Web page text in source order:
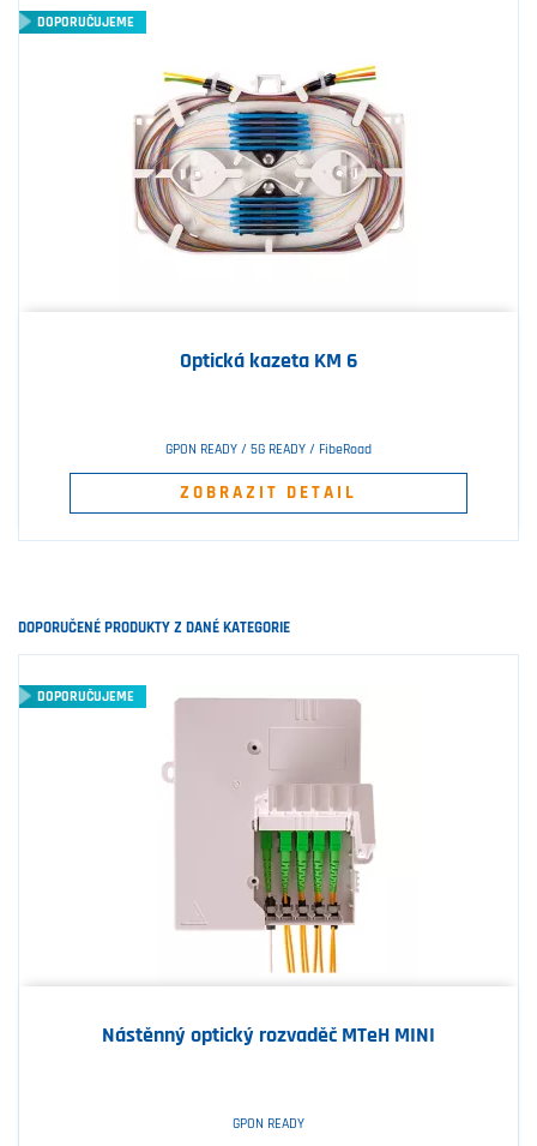
Optická kazeta KM 6
GPON READY / 5G READY / FibeRoad
ZOBRAZIT DETAIL
DOPORUČUJEME
DOPORUČENÉ PRODUKTY Z DANÉ KATEGORIE
Nástěnný optický rozvaděč MTeH MINI
GPON READY
DOPORUČUJEME